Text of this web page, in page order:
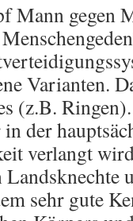
Mann gegen
Varianten.
(z.B.
in der
verlangt
Landsknechte
sehr gute